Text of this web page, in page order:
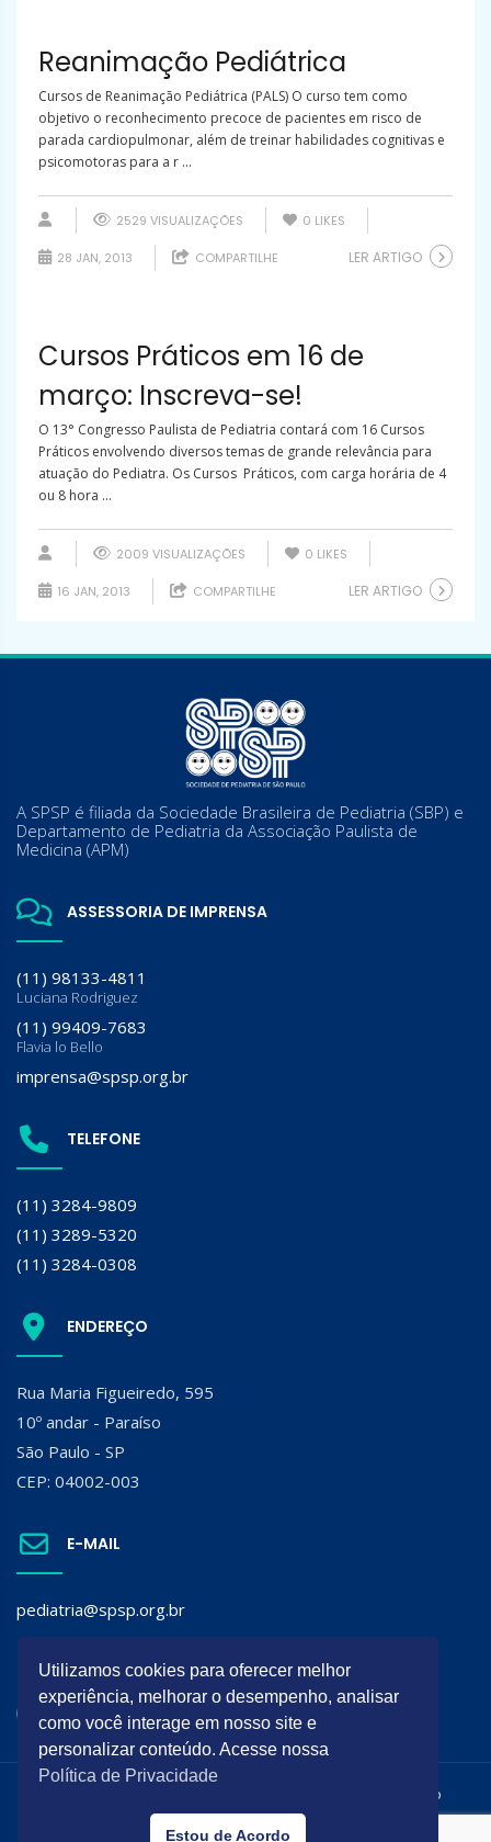
Reanimação Pediátrica
Cursos de Reanimação Pediátrica (PALS) O curso tem como
objetivo o reconhecimento precoce de pacientes em risco de
parada cardiopulmonar, além de treinar habilidades cognitivas e
psicomotoras para a r ...
2529 VISUALIZAÇÕES 0 LIKES
28 JAN, 2013 COMPARTILHE LER ARTIGO
Cursos Práticos em 16 de
março: Inscreva-se!
O 13° Congresso Paulista de Pediatria contará com 16 Cursos
Práticos envolvendo diversos temas de grande relevância para
atuação do Pediatra. Os Cursos Práticos, com carga horária de 4
ou 8 hora ...
2009 VISUALIZAÇÕES 0 LIKES
16 JAN, 2013 COMPARTILHE LER ARTIGO
A SPSP é filiada da Sociedade Brasileira de Pediatria (SBP) e
Departamento de Pediatria da Associação Paulista de
Medicina (APM)
ASSESSORIA DE IMPRENSA
(11) 98133-4811
Luciana Rodriguez
(11) 99409-7683
Flavia lo Bello
imprensa@spsp.org.br
TELEFONE
(11) 3284-9809
(11) 3289-5320
(11) 3284-0308
ENDEREÇO
Rua Maria Figueiredo, 595
10º andar - Paraíso
São Paulo - SP
CEP: 04002-003
E-MAIL
pediatria@spsp.org.br
SIGA A SPSP:
Todos os direitos reservados. É permitida a reprodução do
conteúdo desta página desde que citada a origem.
Utilizamos cookies para oferecer melhor
experiência, melhorar o desempenho, analisar
como você interage em nosso site e
personalizar conteúdo. Acesse nossa
Política de Privacidade
Estou de Acordo